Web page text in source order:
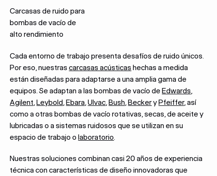
Carcasas de ruido para
bombas de vacío de
alto rendimiento
Cada entorno de trabajo presenta desafíos de ruido únicos.
Por eso, nuestrascarcasas acústicas hechas a medida
están diseñadas para adaptarse a una amplia gama de
equipos. Se adaptan a las bombas de vacío deEdwards
Agilent ,Leybold ,Ebara ,Ulvac ,Bush ,BeckeryPfeiffer, así
como a otras bombas de vacío rotativas, secas, de aceite y
lubricadas o a sistemas ruidosos que se utilizan en su
espacio de trabajo olaboratorio.
Nuestras soluciones combinan casi 20 años de experiencia
técnica con características de diseño innovadoras que